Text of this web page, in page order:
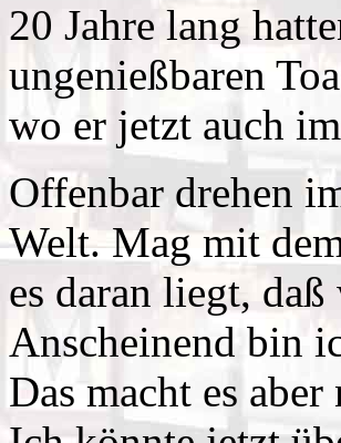
20 Jahre lang
ungenießbaren
wo er jetzt auch
Offenbar drehen
Welt. Mag mit
es daran liegt,
Anscheinend bin
Das macht es aber